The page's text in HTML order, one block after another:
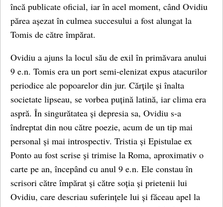
încă publicate oficial, iar în acel moment, când Ovidiu
părea așezat în culmea succesului a fost alungat la
Tomis de către împărat.
Ovidiu a ajuns la locul său de exil în primăvara anului
9 e.n. Tomis era un port semi-elenizat expus atacurilor
periodice ale popoarelor din jur. Cărțile și înalta
societate lipseau, se vorbea puțină latină, iar clima era
aspră. În singurătatea și depresia sa, Ovidiu s-a
îndreptat din nou către poezie, acum de un tip mai
personal și mai introspectiv. Tristia și Epistulae ex
Ponto au fost scrise și trimise la Roma, aproximativ o
carte pe an, începând cu anul 9 e.n. Ele constau în
scrisori către împărat și către soția și prietenii lui
Ovidiu, care descriau suferințele lui și făceau apel la